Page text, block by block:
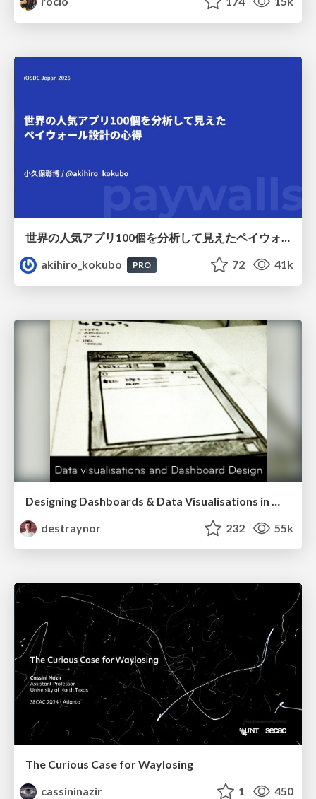
世界の人気アプリ100個を分析して見えたペイウォール設計の心得
akihiro_kokubo
PRO 72 41k
destraynor
232 55k
The Curious Case for Waylosing
cassininazir
1 450